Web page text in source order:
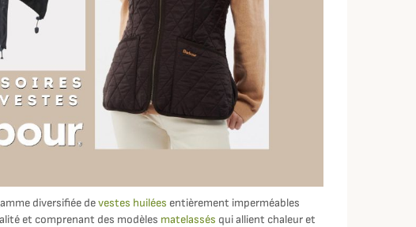
diversifiée devestes huilées entièrement imperméables
et comprenant des modèles matelassés qui allient chaleur et